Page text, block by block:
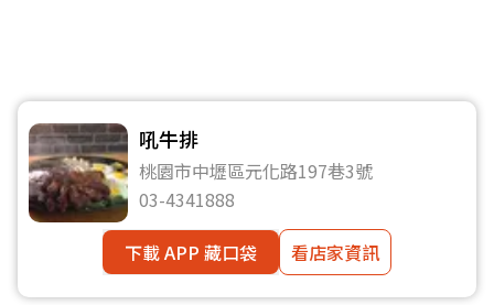
吼牛排
桃園市中壢區元化路197巷3號
03-4341888
下載 APP 藏口袋
看店家資訊